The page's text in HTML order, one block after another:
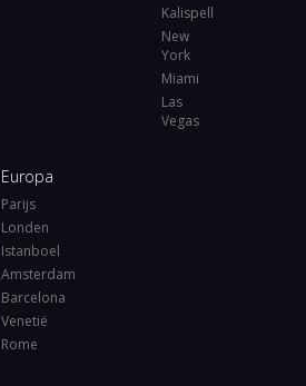
Kalispell
New
York
Miami
Las
Vegas
Europa
Parijs
Londen
Istanboel
Amsterdam
Barcelona
Venetië
Rome